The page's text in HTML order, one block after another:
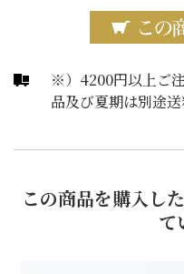
※）4200円以上ご
品及び夏期は別途送
この商品を購入し
て